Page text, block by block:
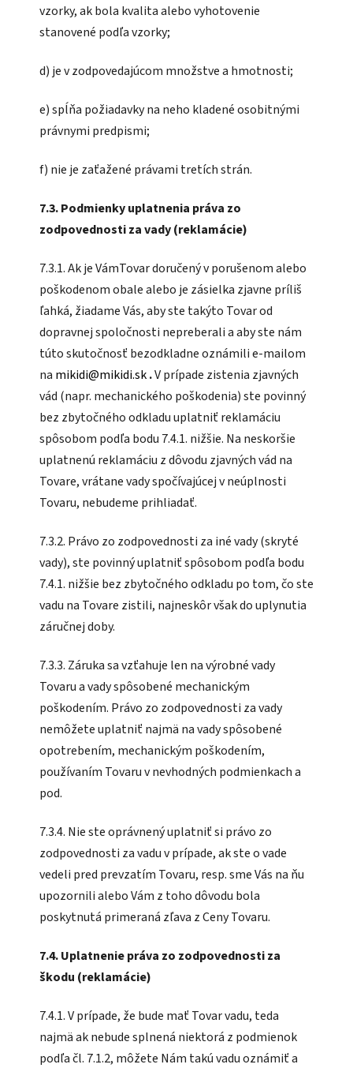
vzorky, ak bola kvalita alebo vyhotovenie
stanovené podľa vzorky;
d) je v zodpovedajúcom množstve a hmotnosti;
e) spĺňa požiadavky na neho kladené osobitnými
právnymi predpismi;
f) nie je zaťažené právami tretích strán.
7.3. Podmienky uplatnenia práva zo
zodpovednosti za vady (reklamácie)
7.3.1. Ak je VámTovar doručený v porušenom alebo
poškodenom obale alebo je zásielka zjavne príliš
ľahká, žiadame Vás, aby ste takýto Tovar od
dopravnej spoločnosti nepreberali a aby ste nám
túto skutočnosť bezodkladne oznámili e-mailom
na mikidi@mikidi.sk.V prípade zistenia zjavných
vád (napr. mechanického poškodenia) ste povinný
bez zbytočného odkladu uplatniť reklamáciu
spôsobom podľa bodu 7.4.1. nižšie. Na neskoršie
uplatnenú reklamáciu z dôvodu zjavných vád na
Tovare, vrátane vady spočívajúcej v neúplnosti
Tovaru, nebudeme prihliadať.
7.3.2. Právo zo zodpovednosti za iné vady (skryté
vady), ste povinný uplatniť spôsobom podľa bodu
7.4.1. nižšie bez zbytočného odkladu po tom, čo ste
vadu na Tovare zistili, najneskôr však do uplynutia
záručnej doby.
7.3.3. Záruka sa vzťahuje len na výrobné vady
Tovaru a vady spôsobené mechanickým
poškodením. Právo zo zodpovednosti za vady
nemôžete uplatniť najmä na vady spôsobené
opotrebením, mechanickým poškodením,
používaním Tovaru v nevhodných podmienkach a
pod.
7.3.4. Nie ste oprávnený uplatniť si právo zo
zodpovednosti za vadu v prípade, ak ste o vade
vedeli pred prevzatím Tovaru, resp. sme Vás na ňu
upozornili alebo Vám z toho dôvodu bola
poskytnutá primeraná zľava z Ceny Tovaru.
7.4. Uplatnenie práva zo zodpovednosti za
škodu (reklamácie)
7.4.1. V prípade, že bude mať Tovar vadu, teda
najmä ak nebude splnená niektorá z podmienok
podľa čl. 7.1.2, môžete Nám takú vadu oznámiť a